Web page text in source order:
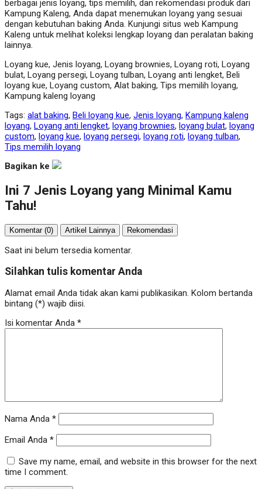
berbagai jenis loyang, tips memilih, dan rekomendasi produk dari
Kampung Kaleng, Anda dapat menemukan loyang yang sesuai
dengan kebutuhan baking Anda. Kunjungi situs web Kampung
Kaleng untuk melihat koleksi lengkap loyang dan peralatan baking
lainnya.
Loyang kue, Jenis loyang, Loyang brownies, Loyang roti, Loyang
bulat, Loyang persegi, Loyang tulban, Loyang anti lengket, Beli
loyang kue, Loyang custom, Alat baking, Tips memilih loyang,
Kampung kaleng loyang
Tags: alat baking, Beli loyang kue, Jenis loyang, Kampung kaleng
loyang, Loyang anti lengket, loyang brownies, loyang bulat, loyang
custom, loyang kue, loyang persegi, loyang roti, loyang tulban,
Tips memilih loyang
Bagikan ke
Ini 7 Jenis Loyang yang Minimal Kamu
Tahu!
Komentar (0) Artikel Lainnya Rekomendasi
Saat ini belum tersedia komentar.
Silahkan tulis komentar Anda
Alamat email Anda tidak akan kami publikasikan. Kolom bertanda
bintang (*) wajib diisi.
Isi komentar Anda *
Nama Anda *
Email Anda *
Save my name, email, and website in this browser for the next
time I comment.